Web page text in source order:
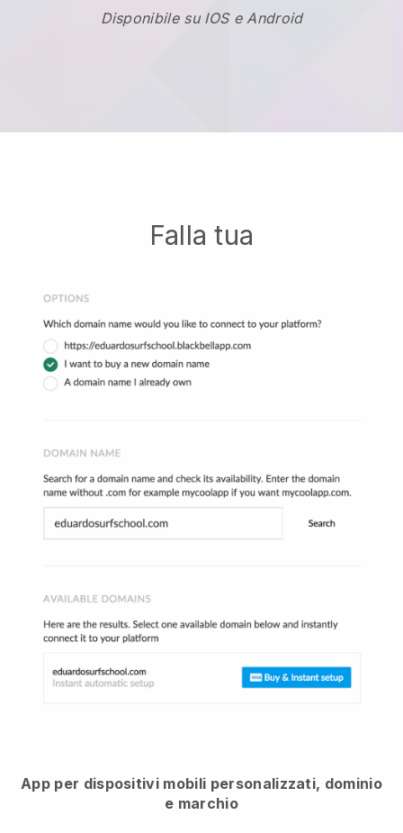
Disponibile su IOS e Android
Falla tua
App per dispositivi mobili personalizzati, dominio
e marchio